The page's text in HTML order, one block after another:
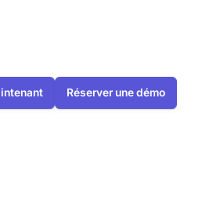
Réserver une démo